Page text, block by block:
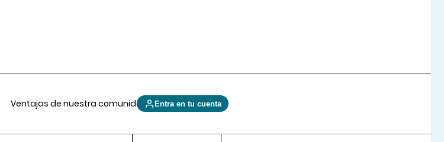
Ventajas de nuestra comunidad Entra en tu cuenta